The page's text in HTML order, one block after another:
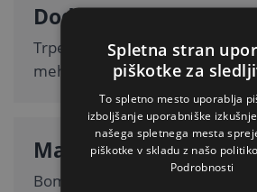
Dodatni bombažni
Trpežna vrv je odlična za
mehansko čistiti zobe.
Material
Bombaž, poliester, guma.
Spletna stran
piškotke za
To spletno mesto uporablja
izboljšanje uporabniške
našega spletnega mesta
piškotke v skladu z našo
Podrobnosti